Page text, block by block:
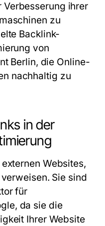
Verbesserung ihrer
zu
Backlink-
von
Berlin, die Online-
nachhaltig zu
in der
Websites,
Sie sind
für
da sie die
Ihrer Website